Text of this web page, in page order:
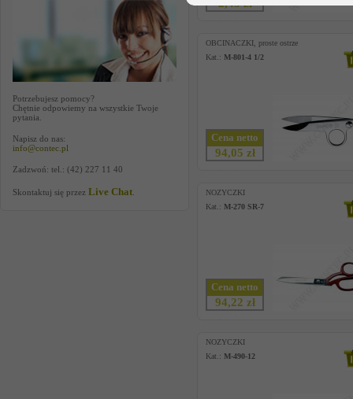
Potrzebujesz pomocy?
Chętnie odpowiemy na wszystkie Twoje
pytania.
Napisz do nas:
info@contec.pl
Zadzwoń: tel.: (42) 227 11 40
Skontaktuj się przez Live Chat
2,45 zł
OBCINACZKI, proste ostrze
Kat.: M-801-4 1/2
Cena netto
94,05 zł
NOZYCZKI
Kat.: M-270 SR-7
Cena netto
94,22 zł
NOZYCZKI
Kat.: M-490-12